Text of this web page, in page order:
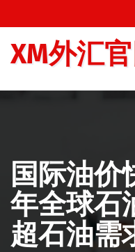
至
XM外汇
国际油价
年全球石
超石油需